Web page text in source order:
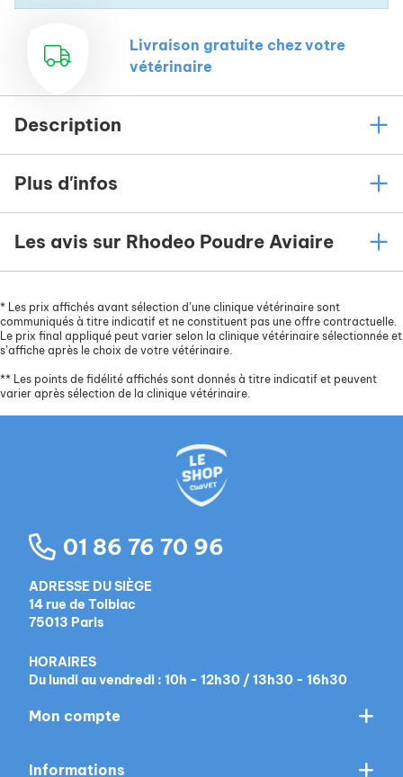
Livraison gratuite chez votre
vétérinaire
Description
Plus d'infos
Les avis sur Rhodeo Poudre Aviaire
* Les prix affichés avant sélection d’une clinique vétérinaire sont
communiqués à titre indicatif et ne constituent pas une offre contractuelle.
Le prix final appliqué peut varier selon la clinique vétérinaire sélectionnée et
s’affiche après le choix de votre vétérinaire.
** Les points de fidélité affichés sont donnés à titre indicatif et peuvent
varier après sélection de la clinique vétérinaire.
01 86 76 70 96
ADRESSE DU SIÈGE
14 rue de Tolbiac
75013 Paris
HORAIRES
Du lundi au vendredi : 10h - 12h30 / 13h30 - 16h30
Mon compte
Informations